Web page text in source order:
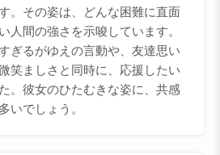
。その姿は、どんな困難に直面
人間の強さを示唆しています。
ぎるがゆえの言動や、友達思い
笑ましさと同時に、応援したい
。彼女のひたむきな姿に、共感
いでしょう。